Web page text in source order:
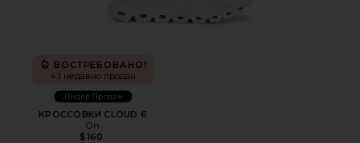
ВОСТРЕБОВАНО!
43 недавно продан
Лидер Продаж
КРОССОВКИ CLOUD 6
On
$160